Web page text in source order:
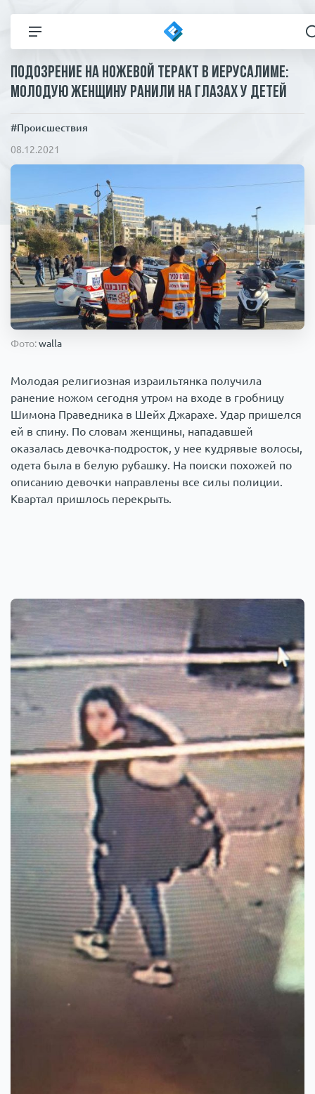
Все новости
Экономика
Общество
Коронавирус
Происшествия
Технологии
Статьи
ЧП И КРИМИНАЛ
1000 мелочей
Подозрение на ножевой теракт в Иерусалиме:
молодую женщину ранили на глазах у детей
#Происшествия
08.12.2021
Фото:walla
Молодая религиозная израильтянка получила
ранение ножом сегодня утром на входе в гробницу
Шимона Праведника в Шейх Джарахе. Удар пришелся
ей в спину. По словам женщины, нападавшей
оказалась девочка-подросток, у нее кудрявые волосы,
одета была в белую рубашку. На поиски похожей по
описанию девочки направлены все силы полиции.
Квартал пришлось перекрыть.